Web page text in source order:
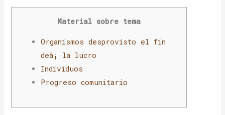
Material sobre tema
Organismos desprovisto el fin
deâ¡ la lucro
Individuos
Progreso comunitario